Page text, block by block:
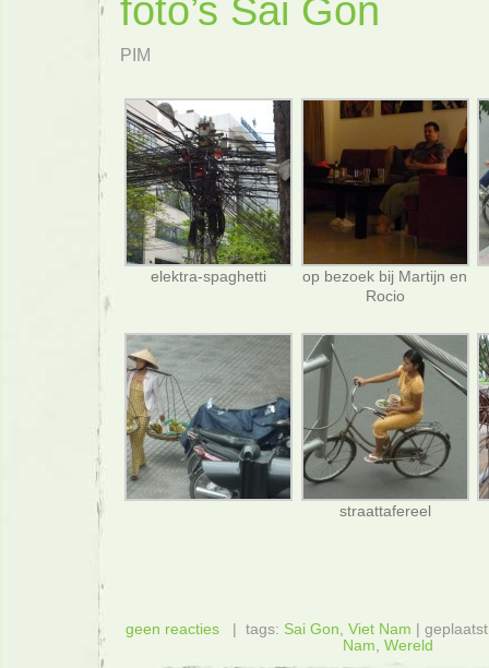
foto’s Sai Gon
PIM
elektra-spaghetti
op bezoek bij Martijn en
Rocio
straattafereel
geen reacties| tags: Sai Gon, Viet Nam |
Nam, Wereld